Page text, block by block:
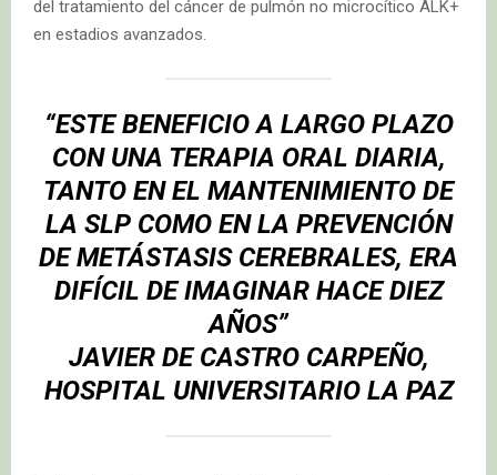
del tratamiento del cáncer de pulmón no microcítico ALK+
en estadios avanzados.
“ESTE BENEFICIO A LARGO PLAZO
CON UNA TERAPIA ORAL DIARIA,
TANTO EN EL MANTENIMIENTO DE
LA SLP COMO EN LA PREVENCIÓN
DE METÁSTASIS CEREBRALES, ERA
DIFÍCIL DE IMAGINAR HACE DIEZ
AÑOS”
JAVIER DE CASTRO CARPEÑO,
HOSPITAL UNIVERSITARIO LA PAZ